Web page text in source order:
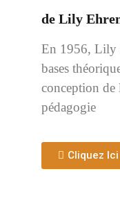
de Lily
En 1956, Lily
bases
conception de
pédagogie
Cliquez Ici